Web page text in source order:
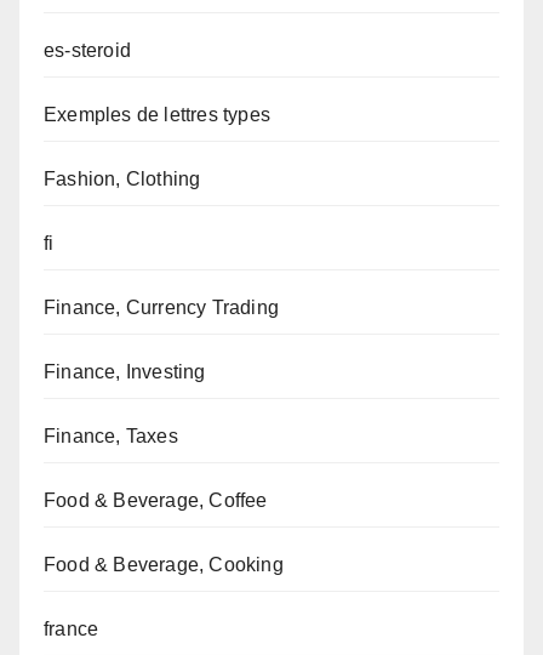
es-steroid
Exemples de lettres types
Fashion, Clothing
fi
Finance, Currency Trading
Finance, Investing
Finance, Taxes
Food & Beverage, Coffee
Food & Beverage, Cooking
france